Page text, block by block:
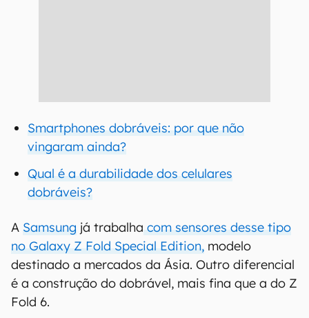
Smartphones dobráveis: por que não
vingaram ainda?
Qual é a durabilidade dos celulares
dobráveis?
A Samsung já trabalha com sensores desse tipo
no Galaxy Z Fold Special Edition, modelo
destinado a mercados da Ásia. Outro diferencial
é a construção do dobrável, mais fina que a do Z
Fold 6.